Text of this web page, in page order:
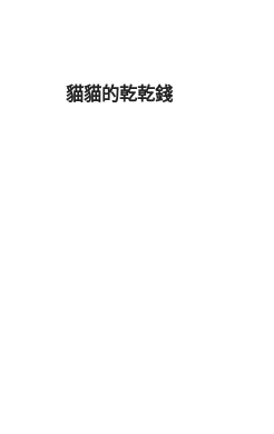
貓貓的乾乾錢